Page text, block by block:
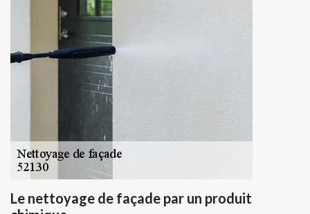
Le nettoyage de façade par un produit